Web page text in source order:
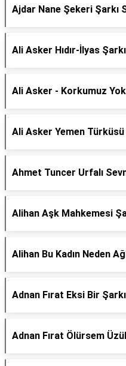
Ajdar Nane Şekeri Şarkı
Ali Asker Hıdır-İlyas
Ali Asker - Korkumuz
Ali Asker Yemen Türküsü
Ahmet Tuncer Urfalı
Alihan Aşk Mahkemesi
Alihan Bu Kadın Neden
Adnan Fırat Eksi Bir
Adnan Fırat Ölürsem